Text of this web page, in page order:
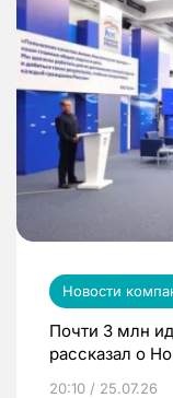
Новости
Почти 3 млн
рассказал о
20:10 / 25.07.26